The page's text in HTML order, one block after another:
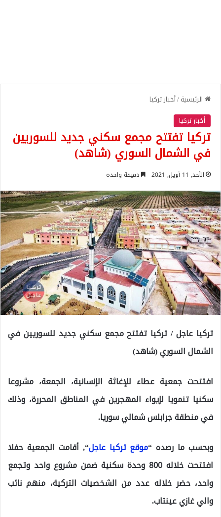
الرئيسية/أخبار تركيا
أخبار تركيا
تركيا تفتتح مجمع سكني جديد للسوريين
في الشمال السوري (شاهد)
الأحد, 11 أبريل, 2021 دقيقة واحدة
تركيا عاجل / تركيا تفتتح مجمع سكني جديد للسوريين في
الشمال السوري (شاهد)
افتتحت جمعية عطاء للإغاثة الإنسانية، الجمعة، مشروعا
سكنيا تنمويا لإيواء المهجرين في المناطق المحررة، وذلك
في منطقة جرابلس شمالي سوريا.
وبحسب ما رصده “موقع تركيا عاجل“, أقامت الجمعية حفلا
افتتحت خلاله 800 وحدة سكنية ضمن مشروع واحد وتجمع
واحد، حضر خلاله عدد من الشخصيات التركية، منهم نائب
والي غازي عينتاب.